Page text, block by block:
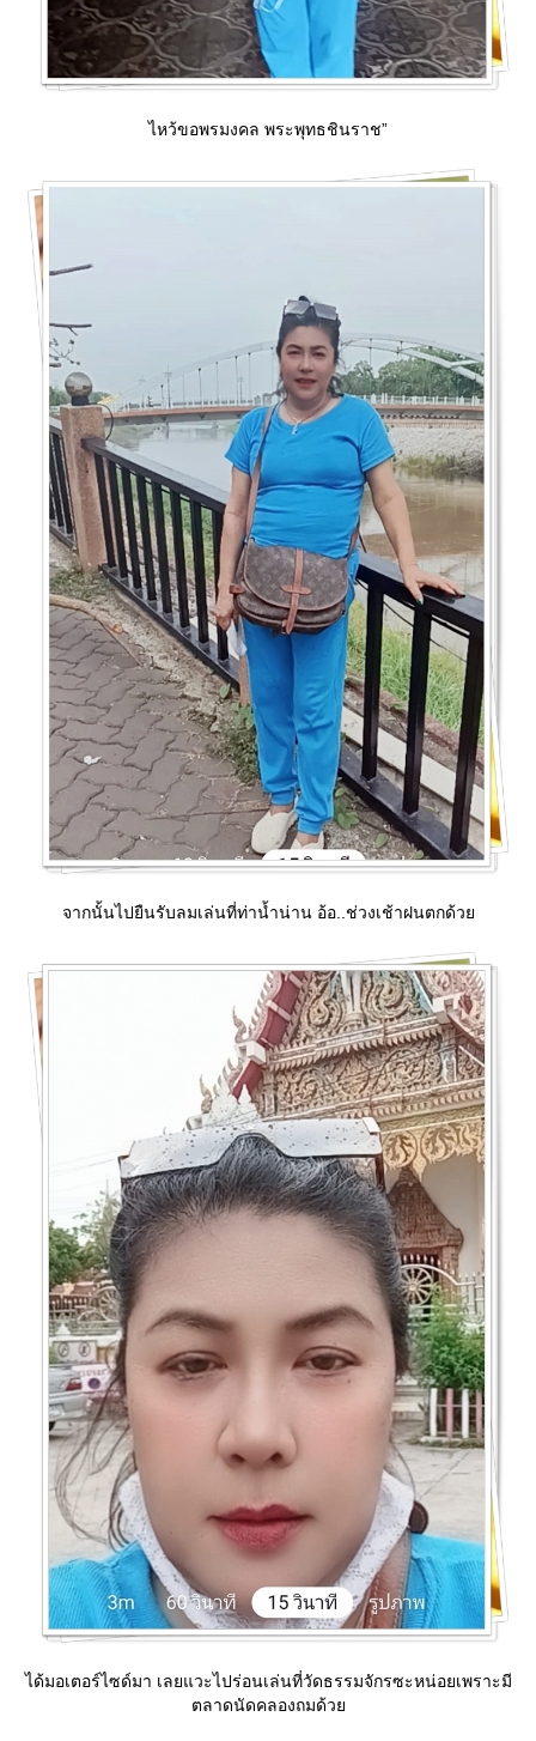
ไหว้ขอพรมงคล พระพุทธชินราช”
จากนั้นไปยืนรับลมเล่นที่ท่าน้ำน่าน อ้อ..ช่วงเช้าฝนตกด้ว
ได้มอเตอร์ไซด์มา เลยแวะไปร่อนเล่นที่วัดธรรมจักรซะหน่อยเพราะมี
ตลาดนัดคลองถมด้ว